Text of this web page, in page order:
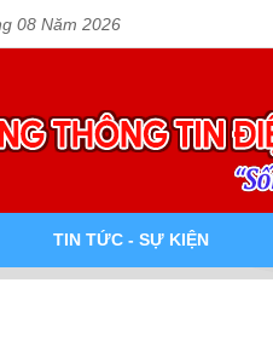
08 Năm 2026
TIN TỨC - SỰ KIỆN